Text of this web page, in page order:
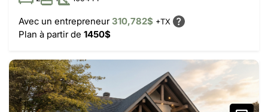
Avec un entrepreneur310,782$ +TX
Plan à partir de 1450$